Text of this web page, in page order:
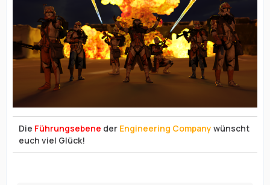
Die Führungsebene der Engineering Company wünscht
euch viel Glück!